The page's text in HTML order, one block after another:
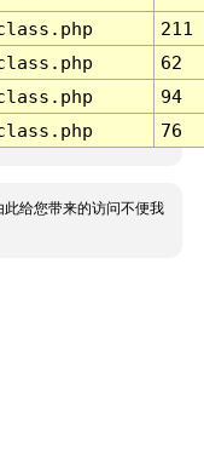
211
62
94
76
给您带来的访问不便我